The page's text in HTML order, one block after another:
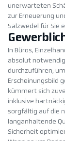
unerwarteten
zur Erneuerung
Salzwedel für Sie
In Büros,
absolut
durchzuführen,
Erscheinungsbild
kümmert sich
inklusive
sorgfältig auf die
langanhaltende
Sicherheit